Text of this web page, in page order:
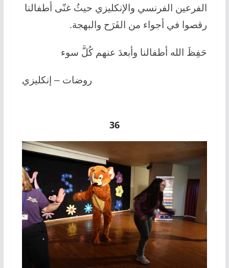
الفرعين الفرنسي والإنكليزي حيثُ غنّى أطفالنا
رقصوا في أجواء من الفَرَح والبهجة.
حَفِظَ الله أطفالنا وأبعدَ عنهم كُلَّ سوء
روضات – إنكليزي
36